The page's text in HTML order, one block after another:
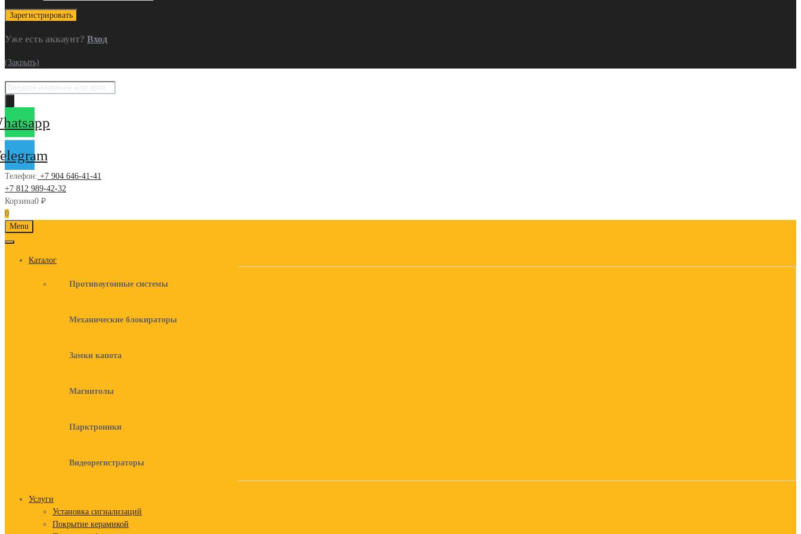
Уже есть аккаунт? Вход
(Закрыть)
Поиск
Телефон: +7 904 646-41-41
+7 812 989-42-32
Корзина0 ₽
0
Skip
to
Menu
Каталог
Противоугонные системы
Механические блокираторы
Замки капота
Магнитолы
Парктроники
Видеорегистраторы
Услуги
Установка сигнализаций
Покрытие керамикой